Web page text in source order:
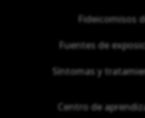
Fideicomisos
Fuentes de
Síntomas y
Centro de